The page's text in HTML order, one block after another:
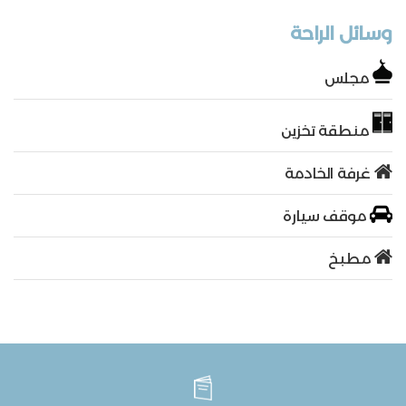
وسائل الراحة
مجلس
منطقة تخزين
غرفة الخادمة
موقف سيارة
مطبخ